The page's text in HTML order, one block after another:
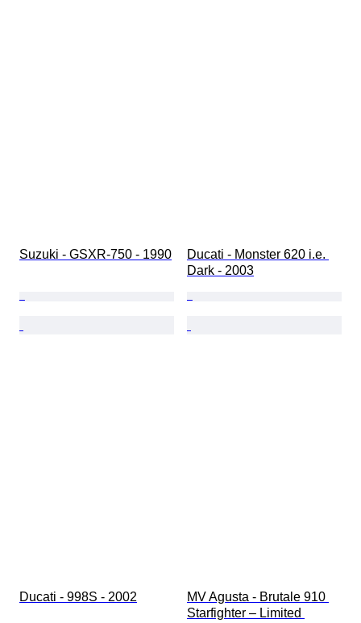
Suzuki - GSXR-750 - 1990
Ducati - Monster 620 i.e.
Dark - 2003
Ducati - 998S - 2002
MV Agusta - Brutale 910
Starfighter – Limited